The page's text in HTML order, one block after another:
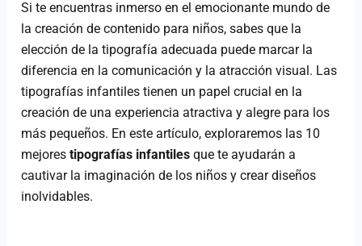
Si te encuentras inmerso en el emocionante mundo de
la creación de contenido para niños, sabes que la
elección de la tipografía adecuada puede marcar la
diferencia en la comunicación y la atracción visual. Las
tipografías infantiles tienen un papel crucial en la
creación de una experiencia atractiva y alegre para los
más pequeños. En este artículo, exploraremos las 10
mejorestipografías infantiles que te ayudarán a
cautivar la imaginación de los niños y crear diseños
inolvidables.